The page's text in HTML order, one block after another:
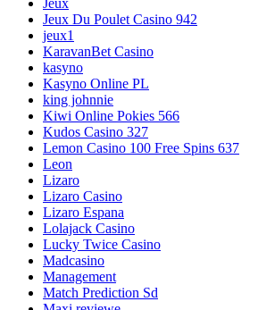
Jeux
Jeux Du Poulet Casino 942
jeux1
KaravanBet Casino
kasyno
Kasyno Online PL
king johnnie
Kiwi Online Pokies 566
Kudos Casino 327
Lemon Casino 100 Free Spins 637
Leon
Lizaro
Lizaro Casino
Lizaro Espana
Lolajack Casino
Lucky Twice Casino
Madcasino
Management
Match Prediction Sd